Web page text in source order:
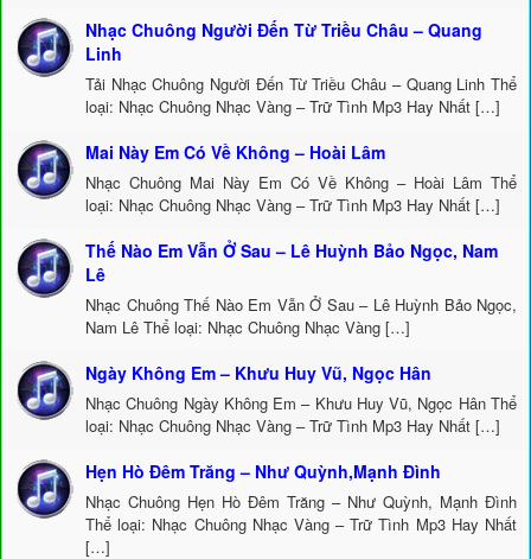
Nhạc Chuông Người Đến Từ Triều Châu – Quang
Linh
Tải Nhạc Chuông Người Đến Từ Triều Châu – Quang Linh Thể
loại: Nhạc Chuông Nhạc Vàng – Trữ Tình Mp3 Hay Nhất […]
Mai Này Em Có Về Không – Hoài Lâm
Nhạc Chuông Mai Này Em Có Về Không – Hoài Lâm Thể
loại: Nhạc Chuông Nhạc Vàng – Trữ Tình Mp3 Hay Nhất […]
Thế Nào Em Vẫn Ở Sau – Lê Huỳnh Bảo Ngọc, Nam
Lê
Nhạc Chuông Thế Nào Em Vẫn Ở Sau – Lê Huỳnh Bảo Ngọc,
Nam Lê Thể loại: Nhạc Chuông Nhạc Vàng […]
Ngày Không Em – Khưu Huy Vũ, Ngọc Hân
Nhạc Chuông Ngày Không Em – Khưu Huy Vũ, Ngọc Hân Thể
loại: Nhạc Chuông Nhạc Vàng – Trữ Tình Mp3 Hay Nhất […]
Hẹn Hò Đêm Trăng – Như Quỳnh,Mạnh Đình
Nhạc Chuông Hẹn Hò Đêm Trăng – Như Quỳnh, Mạnh Đình
Thể loại: Nhạc Chuông Nhạc Vàng – Trữ Tình Mp3 Hay Nhất
[…]